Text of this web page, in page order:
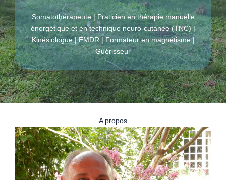
Somatothérapeute | Praticien en thérapie manuelle
énergétique et en technique neuro-cutanée (TNC) |
Kinésiologue | EMDR | Formateur en magnétisme |
Guérisseur
A propos